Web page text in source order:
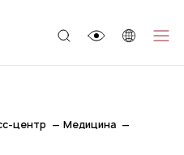
центр
Медицина